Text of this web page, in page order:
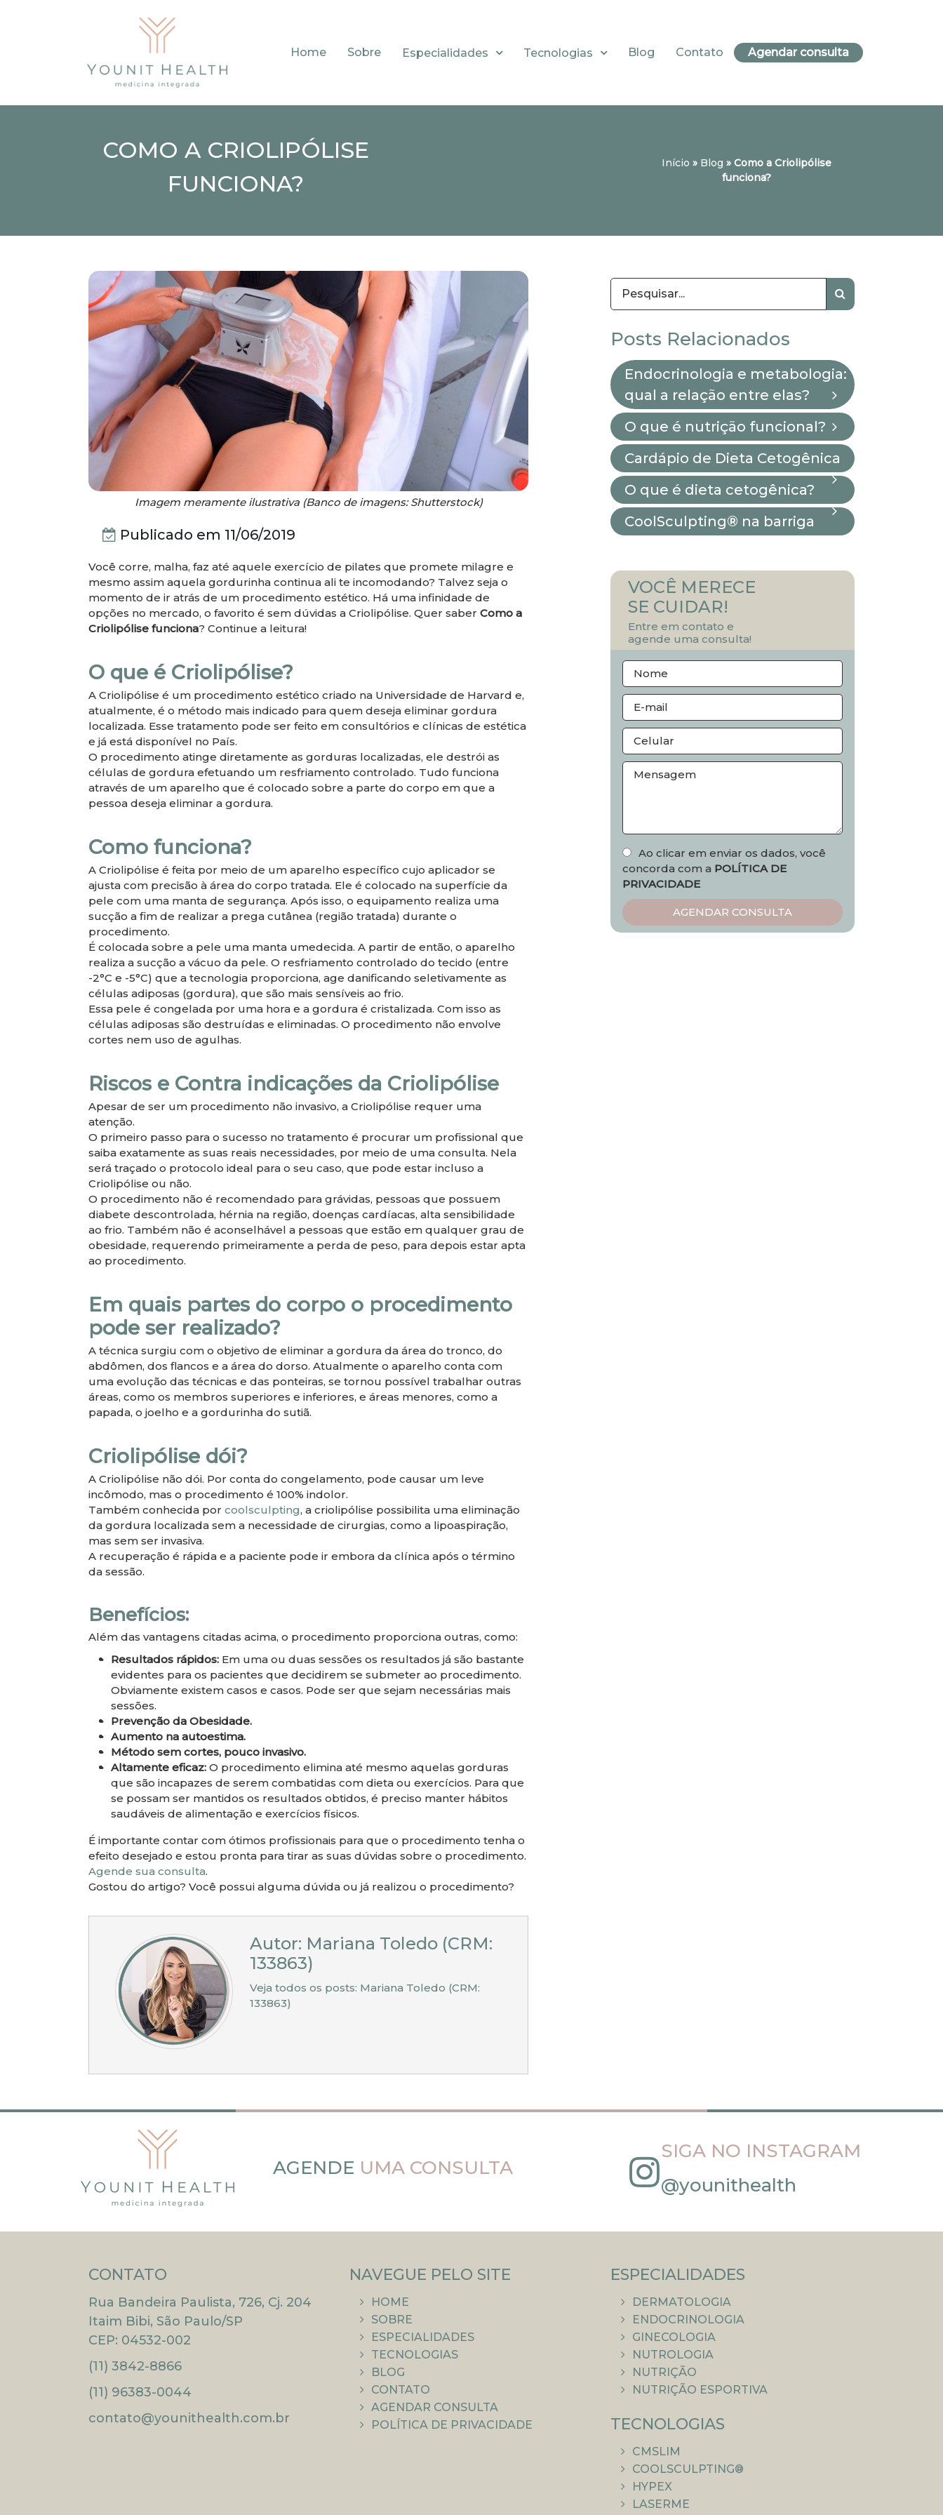
Home Sobre Especialidades Tecnologias Blog Contato Agendar consulta
COMO A CRIOLIPÓLISE
FUNCIONA?
Início » Blog » Como a Criolipólise
funciona?
Imagem meramente ilustrativa (Banco de imagens: Shutterstock)
Publicado em 11/06/2019
Você corre, malha, faz até aquele exercício de pilates que promete milagre e
mesmo assim aquela gordurinha continua ali te incomodando? Talvez seja o
momento de ir atrás de um procedimento estético. Há uma infinidade de
opções no mercado, o favorito é sem dúvidas a Criolipólise. Quer saber Como a
Criolipólise funciona? Continue a leitura!
O que é Criolipólise?
A Criolipólise é um procedimento estético criado na Universidade de Harvard e,
atualmente, é o método mais indicado para quem deseja eliminar gordura
localizada. Esse tratamento pode ser feito em consultórios e clínicas de estética
e já está disponível no País.
O procedimento atinge diretamente as gorduras localizadas, ele destrói as
células de gordura efetuando um resfriamento controlado. Tudo funciona
através de um aparelho que é colocado sobre a parte do corpo em que a
pessoa deseja eliminar a gordura.
Como funciona?
A Criolipólise é feita por meio de um aparelho específico cujo aplicador se
ajusta com precisão à área do corpo tratada. Ele é colocado na superfície da
pele com uma manta de segurança. Após isso, o equipamento realiza uma
sucção a fim de realizar a prega cutânea (região tratada) durante o
procedimento.
É colocada sobre a pele uma manta umedecida. A partir de então, o aparelho
realiza a sucção a vácuo da pele. O resfriamento controlado do tecido (entre
-2°C e -5°C) que a tecnologia proporciona, age danificando seletivamente as
células adiposas (gordura), que são mais sensíveis ao frio.
Essa pele é congelada por uma hora e a gordura é cristalizada. Com isso as
células adiposas são destruídas e eliminadas. O procedimento não envolve
cortes nem uso de agulhas.
Riscos e Contra indicações da Criolipólise
Apesar de ser um procedimento não invasivo, a Criolipólise requer uma
atenção.
O primeiro passo para o sucesso no tratamento é procurar um profissional que
saiba exatamente as suas reais necessidades, por meio de uma consulta. Nela
será traçado o protocolo ideal para o seu caso, que pode estar incluso a
Criolipólise ou não.
O procedimento não é recomendado para grávidas, pessoas que possuem
diabete descontrolada, hérnia na região, doenças cardíacas, alta sensibilidade
ao frio. Também não é aconselhável a pessoas que estão em qualquer grau de
obesidade, requerendo primeiramente a perda de peso, para depois estar apta
ao procedimento.
Em quais partes do corpo o procedimento
pode ser realizado?
A técnica surgiu com o objetivo de eliminar a gordura da área do tronco, do
abdômen, dos flancos e a área do dorso. Atualmente o aparelho conta com
uma evolução das técnicas e das ponteiras, se tornou possível trabalhar outras
áreas, como os membros superiores e inferiores, e áreas menores, como a
papada, o joelho e a gordurinha do sutiã.
Criolipólise dói?
A Criolipólise não dói. Por conta do congelamento, pode causar um leve
incômodo, mas o procedimento é 100% indolor.
Também conhecida por coolsculpting, a criolipólise possibilita uma eliminação
da gordura localizada sem a necessidade de cirurgias, como a lipoaspiração,
mas sem ser invasiva.
A recuperação é rápida e a paciente pode ir embora da clínica após o término
da sessão.
Benefícios:
Além das vantagens citadas acima, o procedimento proporciona outras, como:
Resultados rápidos: Em uma ou duas sessões os resultados já são bastante
evidentes para os pacientes que decidirem se submeter ao procedimento.
Obviamente existem casos e casos. Pode ser que sejam necessárias mais
sessões.
Prevenção da Obesidade.
Aumento na autoestima.
Método sem cortes, pouco invasivo.
Altamente eficaz: O procedimento elimina até mesmo aquelas gorduras
que são incapazes de serem combatidas com dieta ou exercícios. Para que
se possam ser mantidos os resultados obtidos, é preciso manter hábitos
saudáveis de alimentação e exercícios físicos.
É importante contar com ótimos profissionais para que o procedimento tenha o
efeito desejado e estou pronta para tirar as suas dúvidas sobre o procedimento.
Agende sua consulta.
Gostou do artigo? Você possui alguma dúvida ou já realizou o procedimento?
Autor: Mariana Toledo (CRM:
133863)
Veja todos os posts: Mariana Toledo (CRM:
133863)
Posts Relacionados
Endocrinologia e metabologia:
qual a relação entre elas?
O que é nutrição funcional?
Cardápio de Dieta Cetogênica
O que é dieta cetogênica?
CoolSculpting® na barriga
VOCÊ MERECE
SE CUIDAR!
Entre em contato e
agende uma consulta!
Ao clicar em enviar os dados, você
concorda com a POLÍTICA DE
PRIVACIDADE
AGENDE UMA CONSULTA
SIGA NO INSTAGRAM
@younithealth
CONTATO
Rua Bandeira Paulista, 726, Cj. 204
Itaim Bibi, São Paulo/SP
CEP: 04532-002
(11) 3842-8866
(11) 96383-0044
contato@younithealth.com.br
NAVEGUE PELO SITE
HOME
SOBRE
ESPECIALIDADES
TECNOLOGIAS
BLOG
CONTATO
AGENDAR CONSULTA
POLÍTICA DE PRIVACIDADE
ESPECIALIDADES
DERMATOLOGIA
ENDOCRINOLOGIA
GINECOLOGIA
NUTROLOGIA
NUTRIÇÃO
NUTRIÇÃO ESPORTIVA
TECNOLOGIAS
CMSLIM
COOLSCULPTING®
HYPEX
LASERME